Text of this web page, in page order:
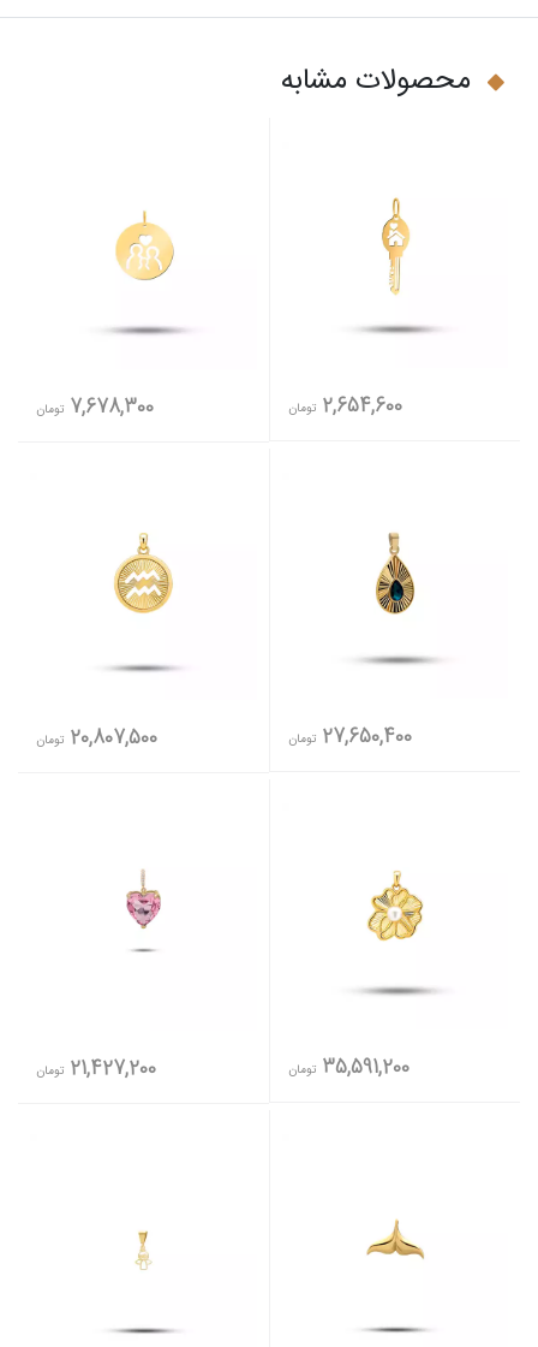
محصولات مشابه
2,654,600 تومان 7,678,300 تومان
27,650,400 تومان 20,807,500 تومان
35,591,200 تومان 21,427,200 تومان